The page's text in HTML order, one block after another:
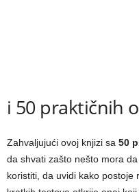
i 50 praktičnih
Zahvaljujući ovoj knjizi sa 50
da shvati zašto nešto mora
koristiti, da uvidi kako postoje